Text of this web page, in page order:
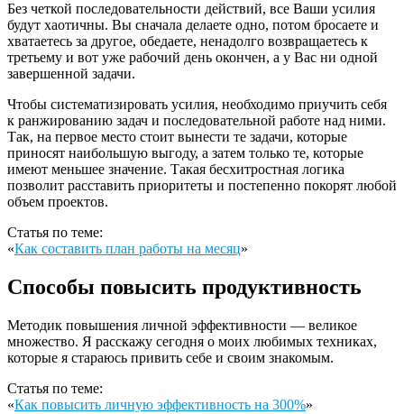
Без четкой последовательности действий, все Ваши усилия
будут хаотичны. Вы сначала делаете одно, потом бросаете и
хватаетесь за другое, обедаете, ненадолго возвращаетесь к
третьему и вот уже рабочий день окончен, а у Вас ни одной
завершенной задачи.
Чтобы систематизировать усилия, необходимо приучить себя
к ранжированию задач и последовательной работе над ними.
Так, на первое место стоит вынести те задачи, которые
приносят наибольшую выгоду, а затем только те, которые
имеют меньшее значение. Такая бесхитростная логика
позволит расставить приоритеты и постепенно покорят любой
объем проектов.
Статья по теме:
«Как составить план работы на месяц»
Способы повысить продуктивность
Методик повышения личной эффективности — великое
множество. Я расскажу сегодня о моих любимых техниках,
которые я стараюсь привить себе и своим знакомым.
Статья по теме:
«Как повысить личную эффективность на 300%»